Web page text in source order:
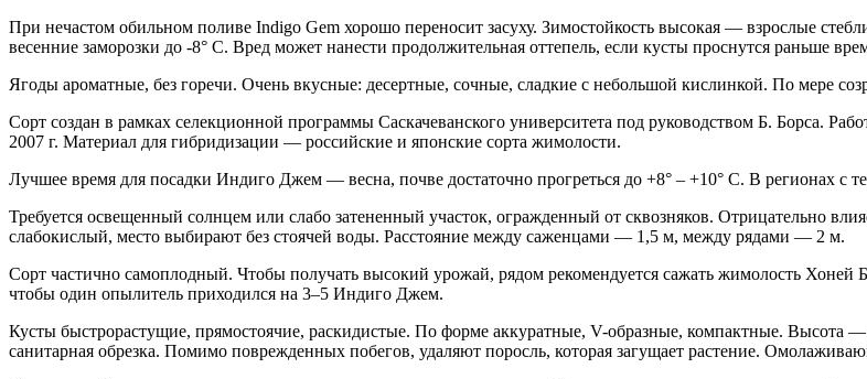
При нечастом обильном поливе Indigo Gem хорошо переносит засуху. Зимостойкость высокая — взрослые
весенние заморозки до -8° C. Вред может нанести продолжительная оттепель, если кусты проснутся раньше
Ягоды ароматные, без горечи. Очень вкусные: десертные, сочные, сладкие с небольшой кислинкой. По мере
Сорт создан в рамках селекционной программы Саскачеванского университета под руководством Б. Борса.
2007 г. Материал для гибридизации — российские и японские сорта жимолости.
Лучшее время для посадки Индиго Джем — весна, почве достаточно прогреться до +8° – +10° C. В регионах с
Требуется освещенный солнцем или слабо затененный участок, огражденный от сквозняков. Отрицательно
слабокислый, место выбирают без стоячей воды. Расстояние между саженцами — 1,5 м, между рядами — 2 м.
Сорт частично самоплодный. Чтобы получать высокий урожай, рядом рекомендуется сажать жимолость
чтобы один опылитель приходился на 3–5 Индиго Джем.
Кусты быстрорастущие, прямостоячие, раскидистые. По форме аккуратные, V-образные, компактные. Высота
санитарная обрезка. Помимо поврежденных побегов, удаляют поросль, которая загущает растение.